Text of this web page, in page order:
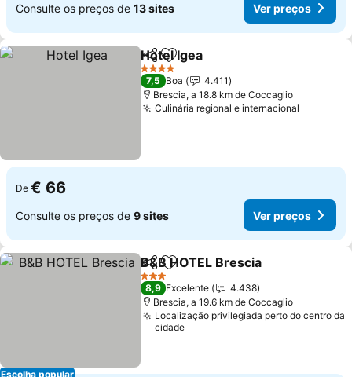
Consulte os preços de 13 sites Ver preços
PartilharAdicionar aos favoritos
Hotel Igea
4 Estrelas
7,5 Boa
4.411
Brescia, a 18.8 km de Coccaglio
Culinária regional e internacional
De € 66
Consulte os preços de 9 sites Ver preços
Escolha popular
PartilharAdicionar aos favoritos
B&B HOTEL Brescia
3 Estrelas
8,9 Excelente
4.438
Brescia, a 19.6 km de Coccaglio
Localização privilegiada perto do centro da
cidade